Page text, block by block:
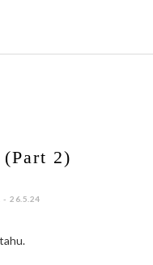
2)
- 26.5.24